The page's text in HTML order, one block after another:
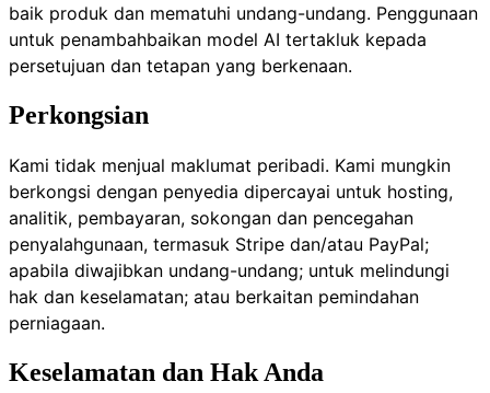
baik produk dan mematuhi undang-undang. Penggunaan
untuk penambahbaikan model AI tertakluk kepada
persetujuan dan tetapan yang berkenaan.
Perkongsian
Kami tidak menjual maklumat peribadi. Kami mungkin
berkongsi dengan penyedia dipercayai untuk hosting,
analitik, pembayaran, sokongan dan pencegahan
penyalahgunaan, termasuk Stripe dan/atau PayPal;
apabila diwajibkan undang-undang; untuk melindungi
hak dan keselamatan; atau berkaitan pemindahan
perniagaan.
Keselamatan dan Hak Anda